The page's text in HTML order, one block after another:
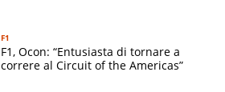
F1
F1, Ocon: “Entusiasta di tornare a
correre al Circuit of the Americas”